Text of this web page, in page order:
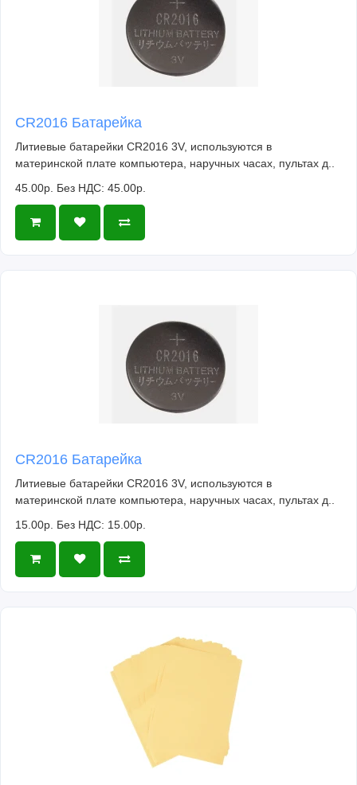
CR2016 Батарейка
Литиевые батарейки CR2016 3V, используются в
материнской плате компьютера, наручных часах, пультах д..
45.00р. Без НДС: 45.00р.
CR2016 Батарейка
Литиевые батарейки CR2016 3V, используются в
материнской плате компьютера, наручных часах, пультах д..
15.00р. Без НДС: 15.00р.